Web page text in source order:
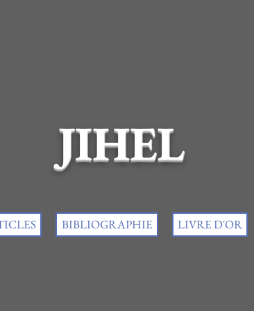
JIHEL
BIBLIOGRAPHIE LIVRE D'OR